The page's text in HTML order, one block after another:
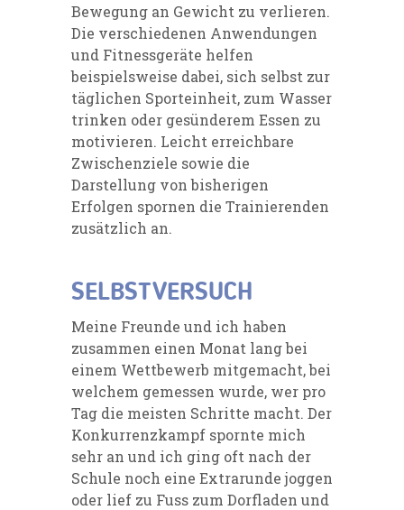
Bewegung an Gewicht zu verlieren.
Die verschiedenen Anwendungen
und Fitnessgeräte helfen
beispielsweise dabei, sich selbst zur
täglichen Sporteinheit, zum Wasser
trinken oder gesünderem Essen zu
motivieren. Leicht erreichbare
Zwischenziele sowie die
Darstellung von bisherigen
Erfolgen spornen die Trainierenden
zusätzlich an.
SELBSTVERSUCH
Meine Freunde und ich haben
zusammen einen Monat lang bei
einem Wettbewerb mitgemacht, bei
welchem gemessen wurde, wer pro
Tag die meisten Schritte macht. Der
Konkurrenzkampf spornte mich
sehr an und ich ging oft nach der
Schule noch eine Extrarunde joggen
oder lief zu Fuss zum Dorfladen und